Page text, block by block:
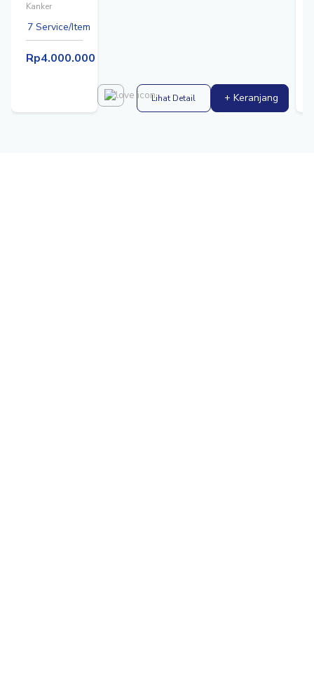
Kanker
7 Service/Item
Rp4.000.000
Lihat Detail + Keranjang